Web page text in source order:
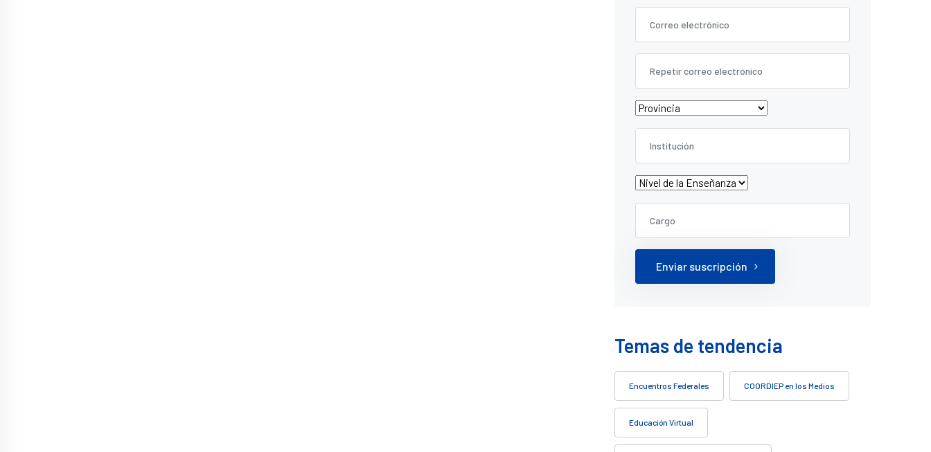
Enviar suscripción
Temas de tendencia
Encuentros Federales COORDIEP en los Medios
Educación Virtual